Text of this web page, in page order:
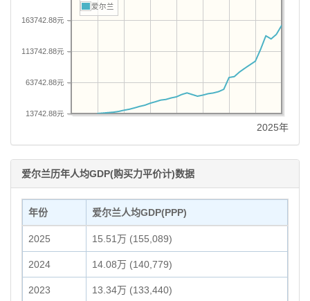
13742.88元
63742.88元
113742.88元
163742.88元
爱尔兰
2025年
爱尔兰历年人均GDP(购买力平价计)数据
年份 爱尔兰人均GDP(PPP)
2025 15.51万 (155,089)
2024 14.08万 (140,779)
2023 13.34万 (133,440)